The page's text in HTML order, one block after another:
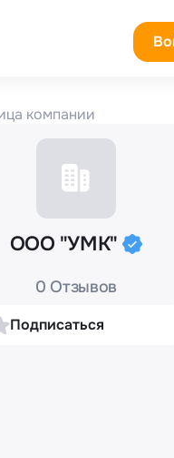
компании
ООО "УМК"
0 Отзывов
Подписаться